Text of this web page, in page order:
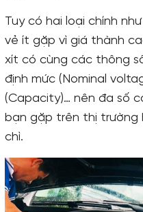
Tuy có hai loại chính
vẻ ít gặp vì giá thành
xít có cùng các thông
định mức (Nominal
(Capacity)… nên đa số
bạn gặp trên thị trường
chì.